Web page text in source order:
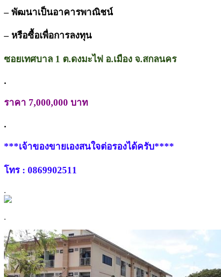
– พัฒนาเป็นอาคารพาณิชน์
– หรือซื้อเพื่อการลงทุน
ซอยเทศบาล 1 ต.ดงมะไฟ อ.เมือง จ.สกลนคร
.
ราคา 7,000,000 บาท
.
***เจ้าของขายเองสนใจต่อรองได้ครับ****
โทร : 0869902511
.
.